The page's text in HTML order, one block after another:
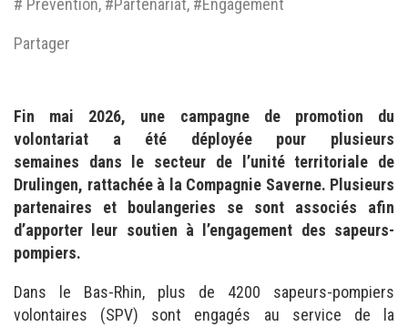
# Prévention, #Partenariat, #Engagement
Partager
Fin mai 2026, une campagne de promotion du
volontariat a été déployée pour plusieurs
semaines dans le secteur de l’unité territoriale de
Drulingen, rattachée à la Compagnie Saverne. Plusieurs
partenaires et boulangeries se sont associés afin
d’apporter leur soutien à l’engagement des sapeurs-
pompiers.
Dans le Bas-Rhin, plus de 4200 sapeurs-pompiers
volontaires (SPV) sont engagés au service de la